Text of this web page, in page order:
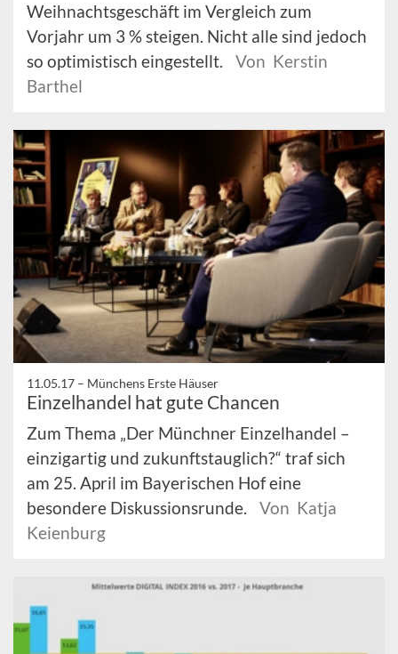
Weihnachtsgeschäft im Vergleich zum
Vorjahr um 3 % steigen. Nicht alle sind jedoch
so optimistisch eingestellt.
Von Kerstin
Barthel
11.05.17 – Münchens Erste Häuser
Einzelhandel hat gute Chancen
Zum Thema „Der Münchner Einzelhandel –
einzigartig und zukunftstauglich?“ traf sich
am 25. April im Bayerischen Hof eine
besondere Diskussionsrunde.
Von Katja
Keienburg